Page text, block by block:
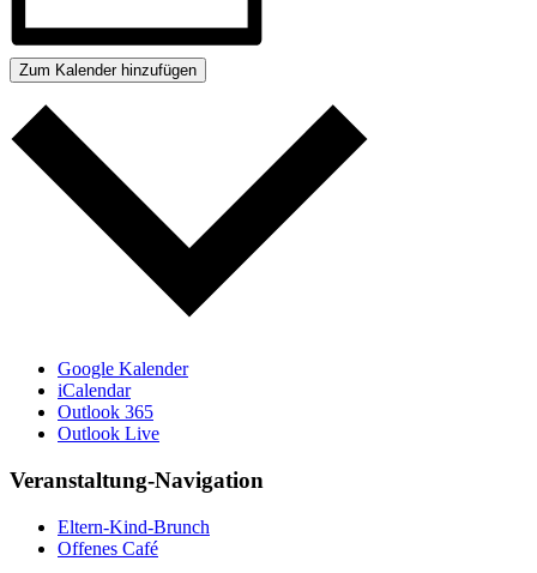
Zum Kalender hinzufügen
Google Kalender
iCalendar
Outlook 365
Outlook Live
Veranstaltung-Navigation
Eltern-Kind-Brunch
Offenes Café